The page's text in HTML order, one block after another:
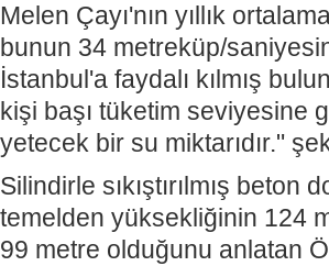
Melen Çayı'nın yıllık
bunun 34 metreküp/
İstanbul'a faydalı kılmış
kişi başı tüketim seviyesine
yetecek bir su miktarıdır."
Silindirle sıkıştırılmış beton
temelden yüksekliğinin 124
99 metre olduğunu anlatan